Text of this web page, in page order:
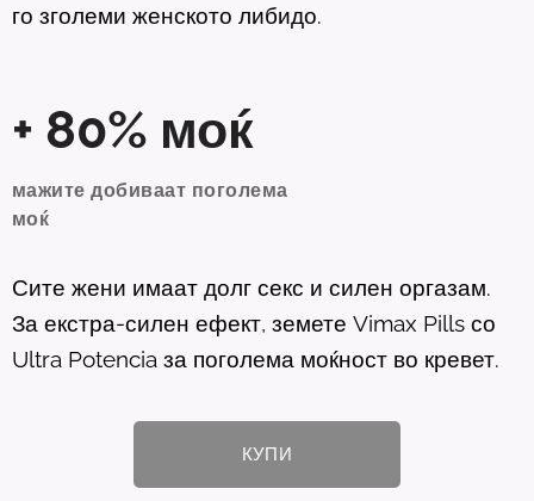
го зголеми женското либидо.
+ 80% моќ
мажите добиваат поголема
моќ
Сите жени имаат долг секс и силен оргазам.
За екстра-силен ефект, земете Vimax Pills со
Ultra Potencia за поголема моќност во кревет.
КУПИ